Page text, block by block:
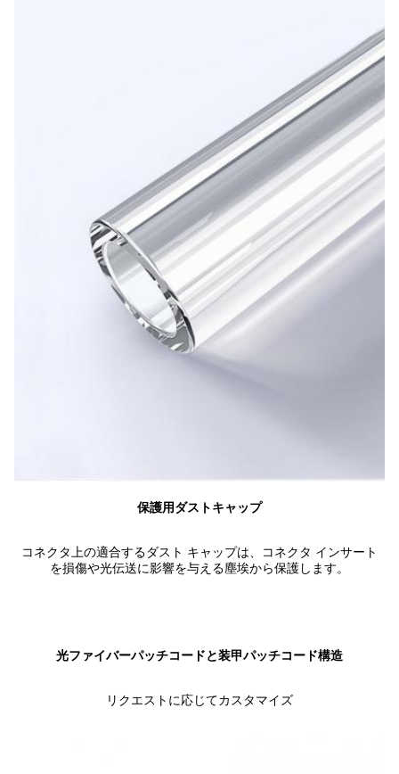
保護用ダストキャップ
コネクタ上の適合するダスト キャップは、コネクタ インサート
を損傷や光伝送に影響を与える塵埃から保護します。
光ファイバーパッチコードと装甲パッチコード構造
リクエストに応じてカスタマイズ